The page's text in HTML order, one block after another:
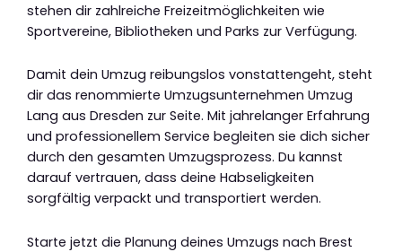
stehen dir zahlreiche Freizeitmöglichkeiten wie
Sportvereine, Bibliotheken und Parks zur Verfügung.
Damit dein Umzug reibungslos vonstattengeht, steht
dir das renommierte Umzugsunternehmen Umzug
Lang aus Dresden zur Seite. Mit jahrelanger Erfahrung
und professionellem Service begleiten sie dich sicher
durch den gesamten Umzugsprozess. Du kannst
darauf vertrauen, dass deine Habseligkeiten
sorgfältig verpackt und transportiert werden.
Starte jetzt die Planung deines Umzugs nach Brest